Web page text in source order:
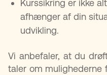
Kurssikring er ikke
afhænger af din
udvikling.
Vi anbefaler, at du
taler om mulighederne